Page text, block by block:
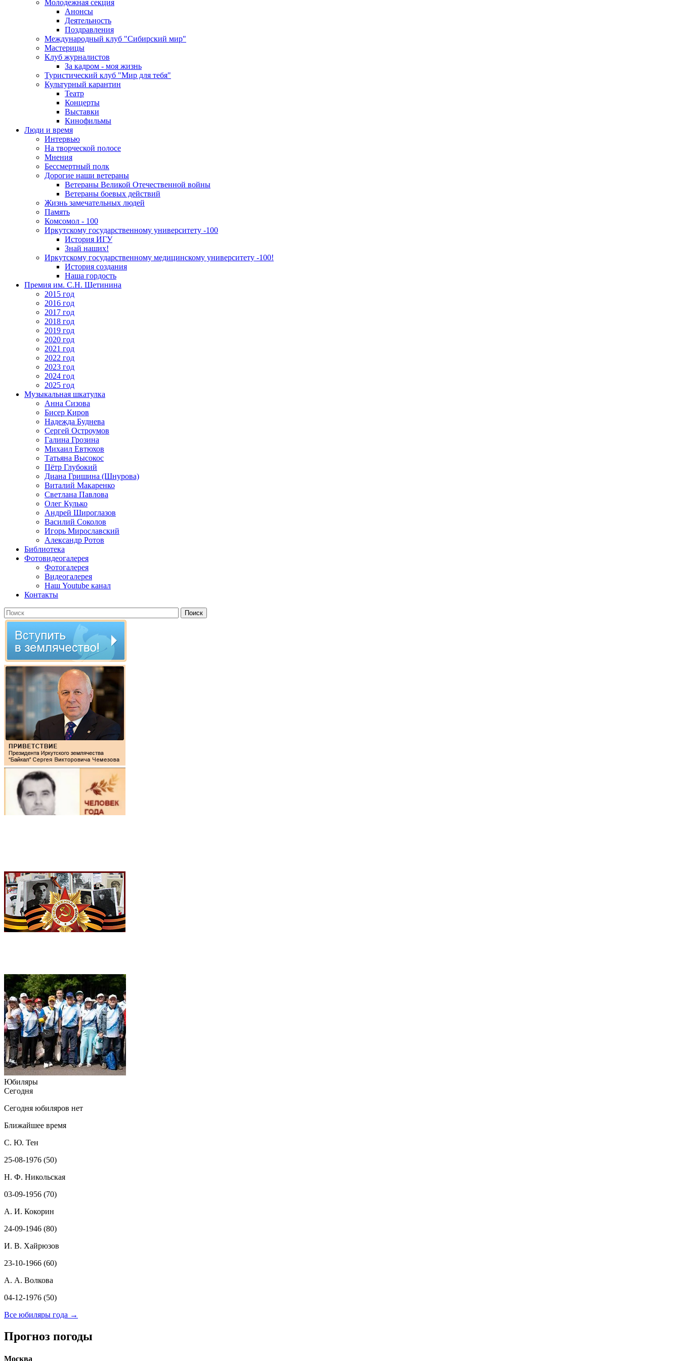
Молодежная секция
Анонсы
Деятельность
Поздравления
Международный клуб "Сибирский мир"
Мастерицы
Клуб журналистов
За кадром - моя жизнь
Туристический клуб "Мир для тебя"
Культурный карантин
Театр
Концерты
Выставки
Кинофильмы
Люди и время
Интервью
На творческой полосе
Мнения
Бессмертный полк
Дорогие наши ветераны
Ветераны Великой Отечественной войны
Ветераны боевых действий
Жизнь замечательных людей
Память
Комсомол - 100
Иркутскому государственному университету -100
История ИГУ
Знай наших!
Иркутскому государственному медицинскому университету -100!
История создания
Наша гордость
Премия им. С.Н. Щетинина
2015 год
2016 год
2017 год
2018 год
2019 год
2020 год
2021 год
2022 год
2023 год
2024 год
2025 год
Музыкальная шкатулка
Анна Сизова
Бисер Киров
Надежда Буднева
Сергей Остроумов
Галина Грозина
Михаил Евтюхов
Татьяна Высокос
Пётр Глубокий
Диана Гришина (Шнурова)
Виталий Макаренко
Светлана Павлова
Олег Кулько
Андрей Широглазов
Василий Соколов
Игорь Мирославский
Александр Ротов
Библиотека
Фотовидеогалерея
Фотогалерея
Видеогалерея
Наш Youtube канал
Контакты
Юбиляры
Сегодня
Сегодня юбиляров нет
Ближайшее время
С. Ю. Тен
25-08-1976 (50)
Н. Ф. Никольская
03-09-1956 (70)
А. И. Кокорин
24-09-1946 (80)
И. В. Хайрюзов
23-10-1966 (60)
А. А. Волкова
04-12-1976 (50)
Все юбиляры года →
Прогноз погоды
Москва